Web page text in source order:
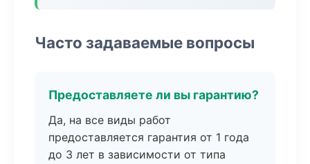
Часто задаваемые вопросы
Предоставляете ли вы гарантию?
Да, на все виды работ
предоставляется гарантия от 1 года
до 3 лет в зависимости от типа